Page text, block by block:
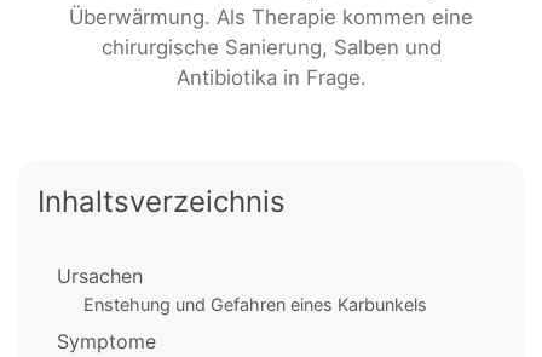
Überwärmung. Als Therapie kommen eine
chirurgische Sanierung, Salben und
Antibiotika in Frage.
Inhaltsverzeichnis
Ursachen
Enstehung und Gefahren eines Karbunkels
Symptome